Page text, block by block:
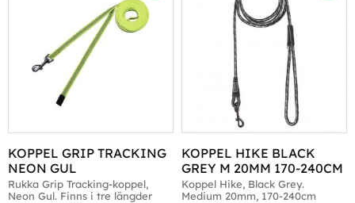
KOPPEL GRIP TRACKING
NEON GUL
Rukka Grip Tracking-koppel,
Neon Gul. Finns i tre längder
KOPPEL HIKE BLACK
GREY M 20MM 170-240CM
Koppel Hike, Black Grey.
Medium 20mm, 170-240cm